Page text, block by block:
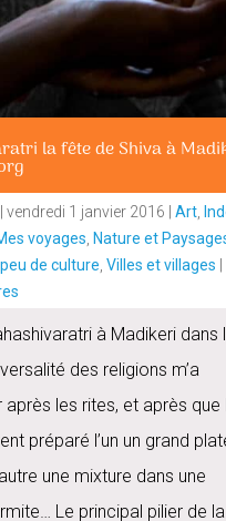
la fête de Shiva à
vendredi 1 janvier 2016 Art,
voyages Nature et
de culture Villes et villages
à Madikeri dans
des religions m’a
après les rites, et après que
préparé l’un un grand
une mixture dans une
Le principal pilier de